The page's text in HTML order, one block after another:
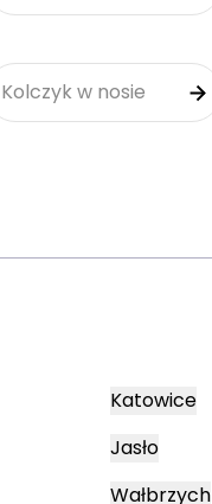
Kolczyk w nosie
Katowice
Jasło
Wałbrzych